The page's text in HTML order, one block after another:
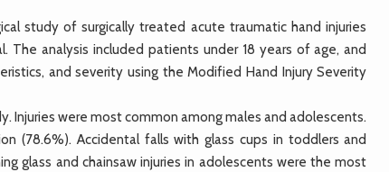
study of surgically treated acute traumatic hand injuries
analysis included patients under 18 years of age, and
and severity using the Modified Hand Injury Severity
Injuries were most common among males and adolescents.
(78.6%). Accidental falls with glass cups in toddlers and
glass and chainsaw injuries in adolescents were the most